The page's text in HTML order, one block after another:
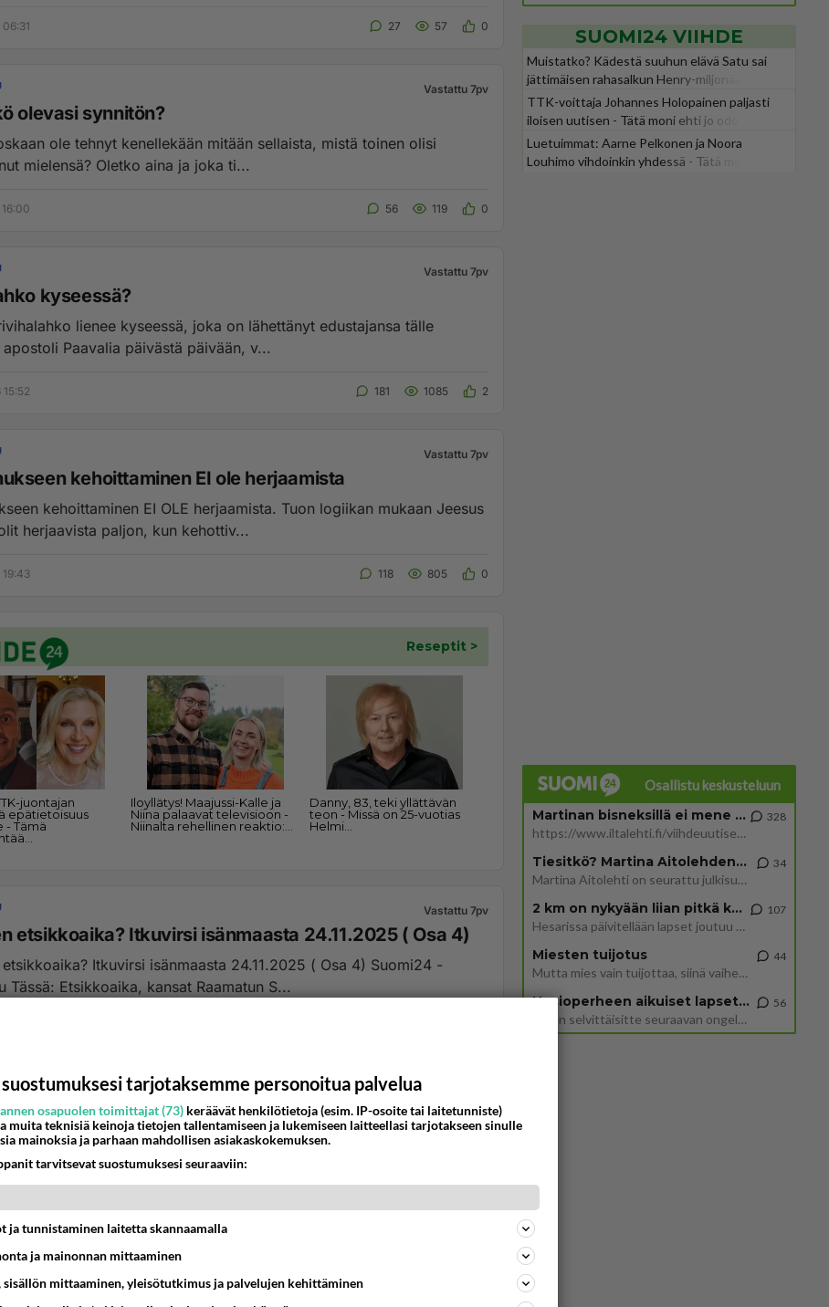
27 57 0
Vastattu 7pv
olevasi synnitön?
ole tehnyt kenellekään mitään sellaista, mistä toinen olisi
mielensä? Oletko aina ja joka ti...
56 119 0
Vastattu 7pv
kyseessä?
lienee kyseessä, joka on lähettänyt edustajansa tälle
Paavalia päivästä päivään, v...
181 1085 2
Vastattu 7pv
kehoittaminen EI ole herjaamista
kehoittaminen EI OLE herjaamista. Tuon logiikan mukaan Jeesus
herjaavista paljon, kun kehottiv...
118 805 0
Vastattu 7pv
Suomen etsikkoaika? Itkuvirsi isänmaasta 24.11.2025 ( Osa 4)
24.11.2025 ( Osa 4) Suomi24 -
Tässä: Etsikkoaika, kansat Raamatun S...
SUOMI24 VIIHDE
Muistatko? Kädestä suuhun elävä Satu sai
jättimäisen rahasalkun Henry-miljonääriltä
TTK-voittaja Johannes Holopainen paljasti
iloisen uutisen - Tätä moni ehti jo odottaa
Luetuimmat: Aarne Pelkonen ja Noora
Louhimo vihdoinkin yhdessä - Tätä moni jo
Osallistu keskusteluun
Martinan bisneksillä ei mene hyvin
https://www.iltalehti.fi/viihdeuutiset/a/c46da6ab-340f-4790-aaa7-0865eed2336 Yrityksen konkurssihakemus on tullut kärä
328
Tiesitkö? Martina Aitolehden isäpuoli on tämä suosittu laulaja
Martina Aitolehti on seurattu julkisuuden henkilö. Lähipiiriin mahtuu muitakin tunnettuja henkilöitä. Tiesitkö, että Ma
34
2 km on nykyään liian pitkä koulumatka
Hesarissa päivitellään lapset joutuu nyt kulkemaan 2 km kouluun jösses. Ruostefillarilla tuo matka menee vaikka miten äk
107
Miesten tuijotus
Mutta mies vain tuijottaa, siinä vaiheessa käännän itse pään pois. Mikä juttu? Yleensä jos joku tuijottaa tai katsoo, hä
44
Uusioperheen aikuiset lapset tyhjentää jääkaapin käydessään
Miten selvittäisitte seuraavan ongelman, meillä on uusioperhe, minulla teini-ikäiset lapset ja puolisolla aikuiset, jotk
56
tarjotaksemme personoitua palvelua
osapuolen toimittajat (73) keräävät henkilötietoja (esim. IP-osoite tai laitetunniste)
muita teknisiä keinoja tietojen tallentamiseen ja lukemiseen laitteellasi tarjotakseen sinulle
mainoksia ja parhaan mahdollisen asiakaskokemuksen.
tarvitsevat suostumuksesi seuraaviin:
ja tunnistaminen laitetta skannaamalla
ja mainonnan mittaaminen
sisällön mittaaminen, yleisötutkimus ja palvelujen kehittäminen